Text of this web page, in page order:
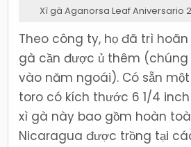
Xì gà Aganorsa Leaf Aniversario
Theo công ty, họ đã trì
gà cần được ủ thêm
vào năm ngoái). Có sẵn
toro có kích thước 6 1/4 inch
xì gà này bao gồm hoàn
Nicaragua được trồng tại